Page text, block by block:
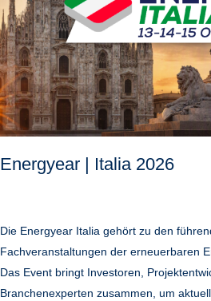
Energyear | Italia 2026
Die Energyear Italia gehört zu den
Fachveranstaltungen der erneuerbaren
Das Event bringt Investoren,
Branchenexperten zusammen, um
2026